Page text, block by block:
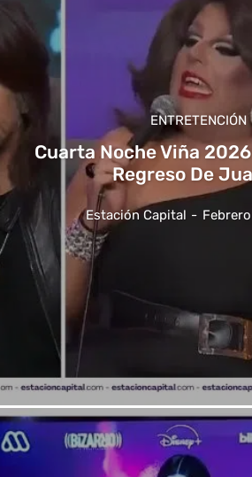
ENTRETENCIÓN
Cuarta Noche Viña
Regreso De
Estación Capital -